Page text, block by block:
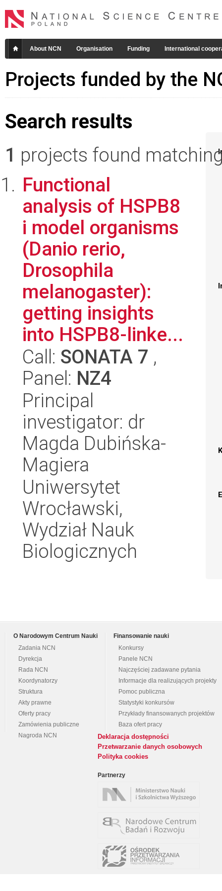
About NCN Organisation Funding International
Projects funded by the
Search results
1 projects found
Functional
analysis of HSPB8
i model organisms
(Danio rerio,
Drosophila
melanogaster):
getting insights
into HSPB8-linke...
Call: SONATA 7 ,
Panel: NZ4
Principal
investigator: dr
Magda Dubińska-
Magiera
Uniwersytet
Wrocławski,
Wydział Nauk
Biologicznych
O Narodowym Centrum Nauki
Zadania NCN
Dyrekcja
Rada NCN
Koordynatorzy
Struktura
Akty prawne
Oferty pracy
Zamówienia publiczne
Nagroda NCN
Finansowanie nauki
Konkursy
Panele NCN
Najczęściej zadawane pytania
Informacje dla realizujących projekty
Pomoc publiczna
Statystyki konkursów
Przykłady finansowanych projektów
Baza ofert pracy
Deklaracja dostępności
Przetwarzanie danych osobowych
Polityka cookies
Partnerzy